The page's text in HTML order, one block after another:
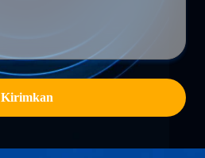
Kirimkan